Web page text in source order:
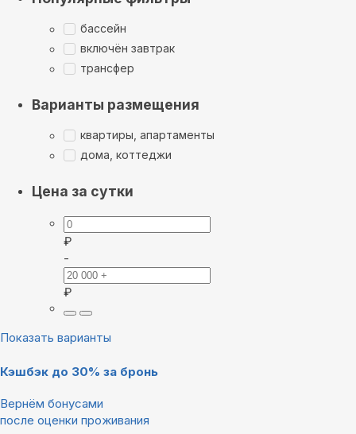
бассейн
включён завтрак
трансфер
Варианты размещения
квартиры, апартаменты
дома, коттеджи
Цена за сутки
₽
-
₽
Показать варианты
Кэшбэк до 30% за бронь
Вернём бонусами
после оценки проживания